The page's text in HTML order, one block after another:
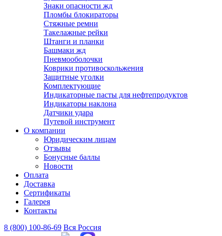
Знаки опасности жд
Пломбы блокираторы
Стяжные ремни
Такелажные рейки
Штанги и планки
Башмаки жд
Пневмооболочки
Коврики противоскольжения
Защитные уголки
Комплектующие
Индикаторные пасты для нефтепродуктов
Индикаторы наклона
Датчики удара
Путевой инструмент
О компании
Юридическим лицам
Отзывы
Бонусные баллы
Новости
Оплата
Доставка
Сертификаты
Галерея
Контакты
8 (800) 100-86-69 Вся Россия